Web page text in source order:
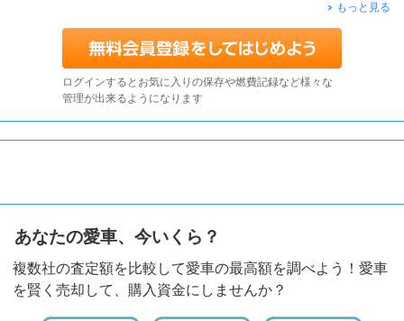
もっと見る
ログインするとお気に入りの保存や燃費記録など様々な
管理が出来るようになります
あなたの愛車、今いくら？
複数社の査定額を比較して愛車の最高額を調べよう！愛車
を賢く売却して、購入資金にしませんか？